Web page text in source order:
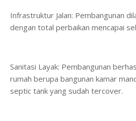
​Infrastruktur Jalan: Pembangunan
dengan total perbaikan mencapai
​Sanitasi Layak: Pembangunan
rumah berupa bangunan kamar
septic tank yang sudah tercover.